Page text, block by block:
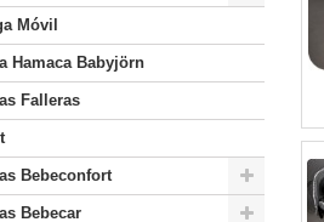
Móvil
Hamaca Babyjörn
Falleras
Bebeconfort
Bebecar